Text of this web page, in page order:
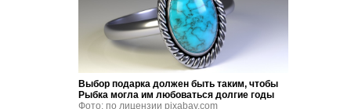
Выбор подарка должен быть таким, чтобы
Рыбка могла им любоваться долгие годы
Фото: по лицензии pixabay.com